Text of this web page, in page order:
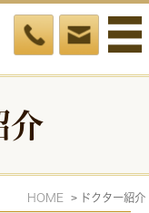
介
HOME ドクター紹介